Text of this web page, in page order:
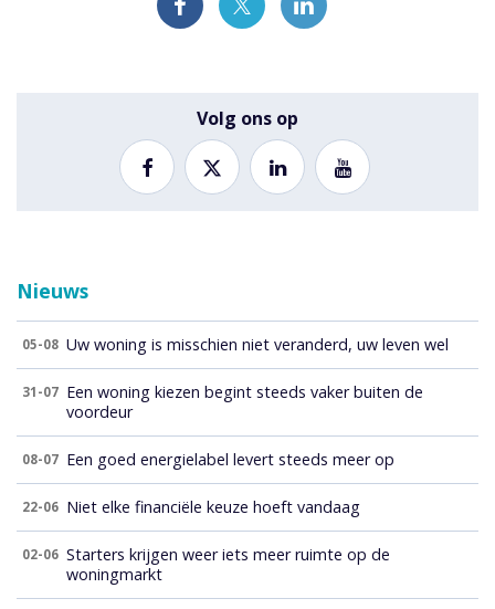
Volg ons op
Nieuws
05-08 Uw woning is misschien niet veranderd, uw leven wel
31-07 Een woning kiezen begint steeds vaker buiten de
voordeur
08-07 Een goed energielabel levert steeds meer op
22-06 Niet elke financiële keuze hoeft vandaag
02-06 Starters krijgen weer iets meer ruimte op de
woningmarkt